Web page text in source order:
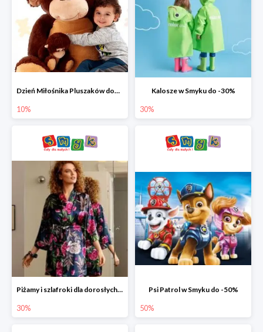
Dzień Miłośnika Pluszaków dodatkowy rabat -10%
10%
Kalosze w Smyku do -30%
30%
Piżamy i szlafroki dla dorosłych w Smyku do -30%
30%
Psi Patrol w Smyku do -50%
50%